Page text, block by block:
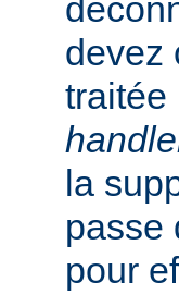
devez
la
passe
pour